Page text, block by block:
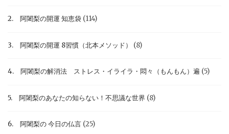
2. 阿闍梨の開運 知恵袋 (114)
3. 阿闍梨の開運 8習慣（北本メソッド） (8)
4. 阿闍梨の解消法 ストレス・イライラ・悶々（もんもん）遍 (5)
5. 阿闍梨のあなたの知らない！不思議な世界 (8)
6. 阿闍梨の 今日の仏言 (25)